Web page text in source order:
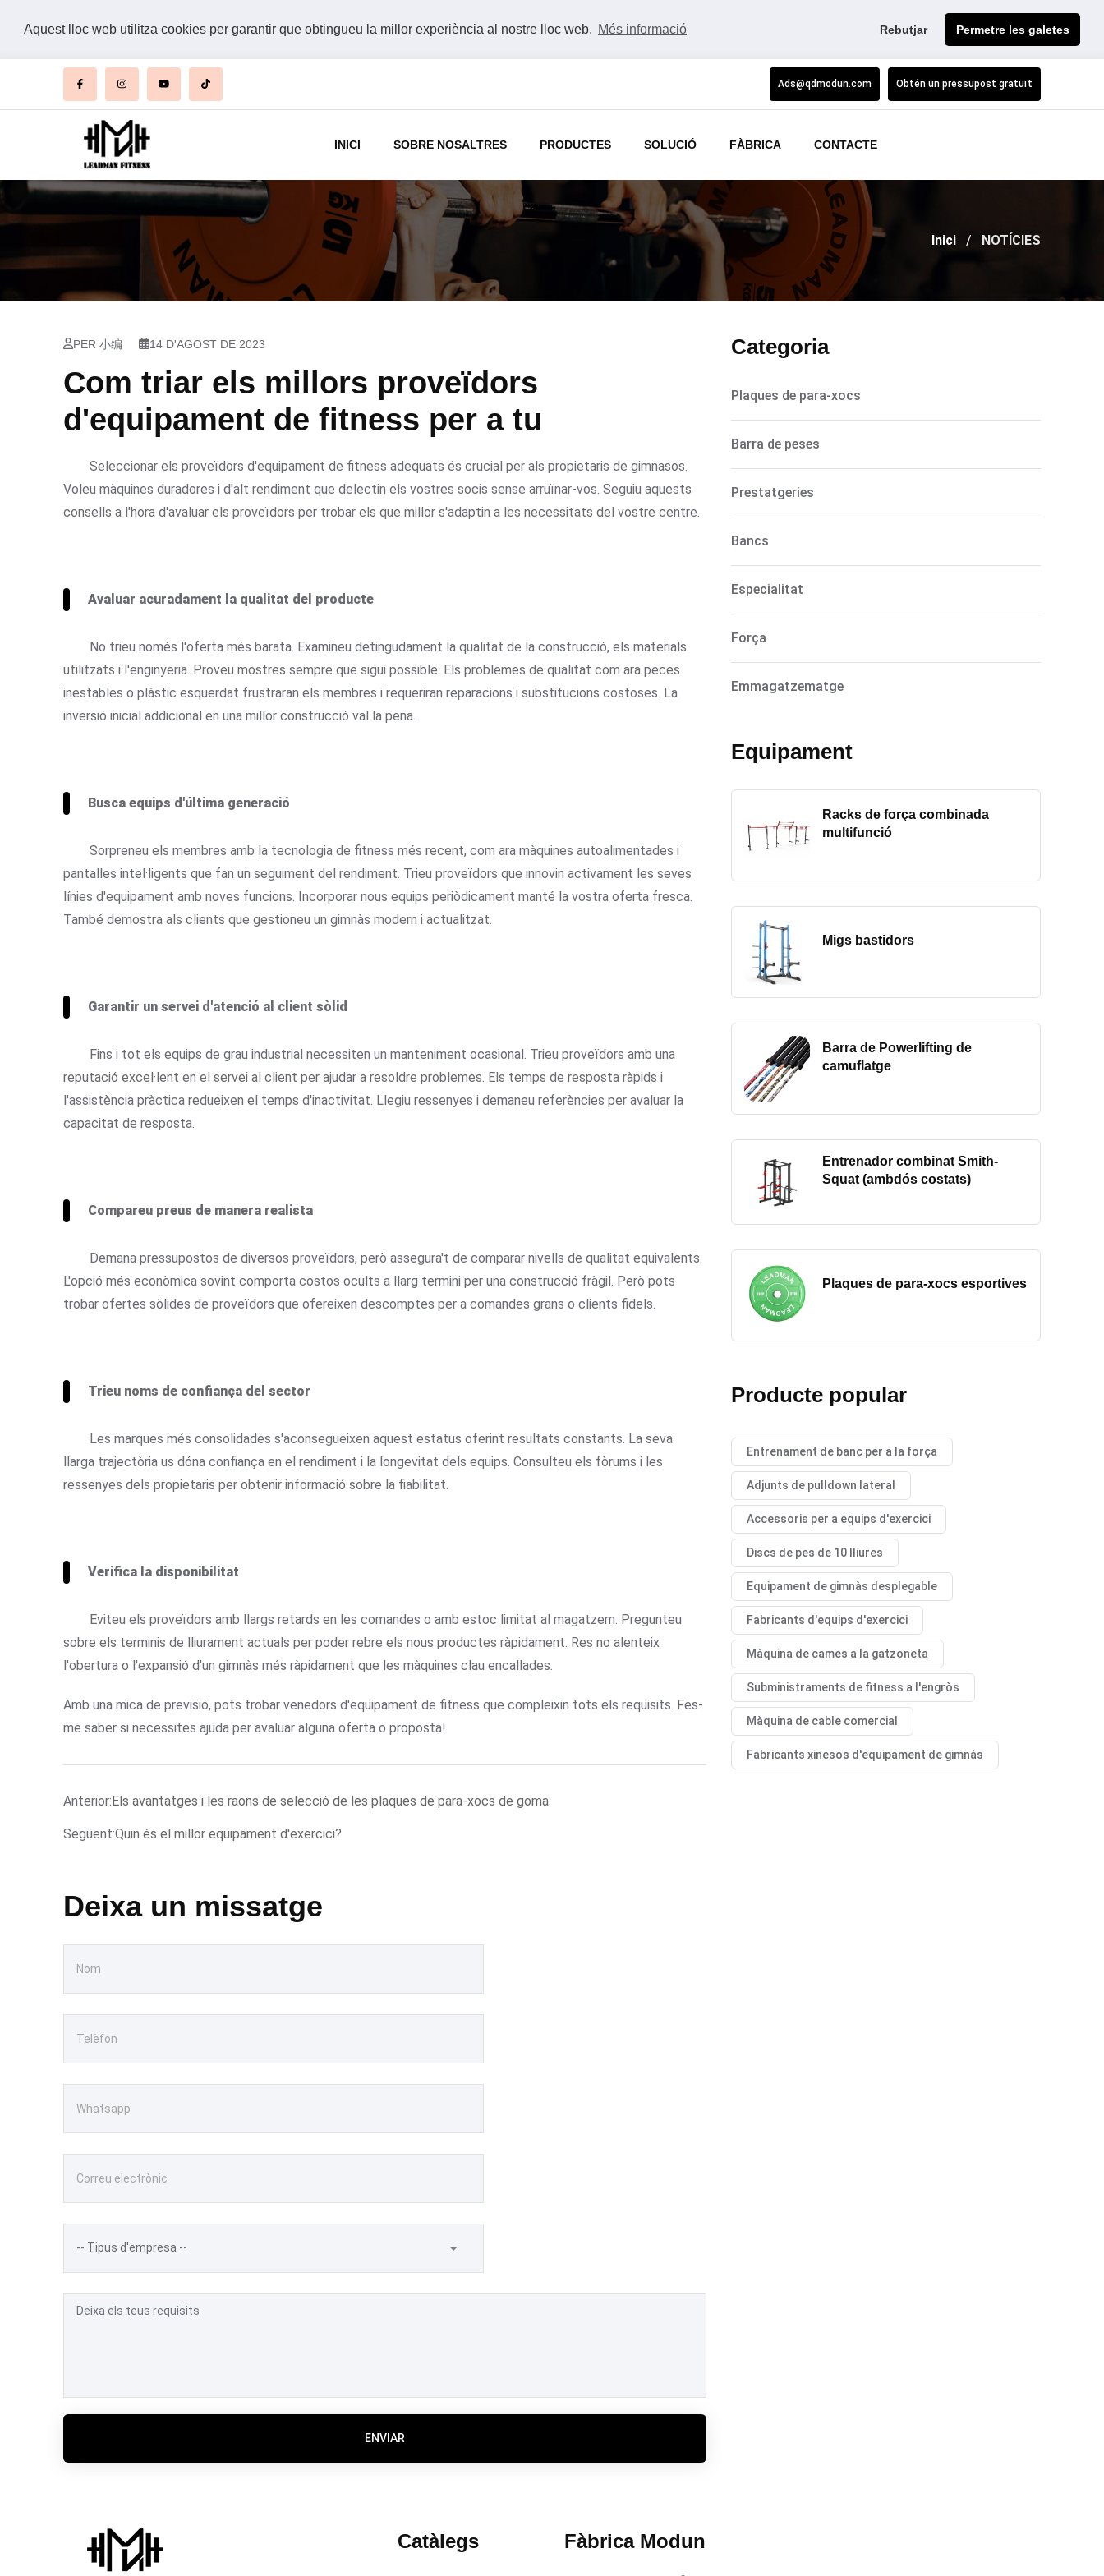
Aquest lloc web utilitza cookies per garantir que obtingueu la millor experiència al nostre lloc web. Més informació Rebutjar Permetre les galetes
Ads@qdmodun.com Obtén un pressupost gratuït
INICI SOBRE NOSALTRES PRODUCTES SOLUCIÓ FÀBRICA CONTACTE
Inici NOTÍCIES
PER 小编 14 D'AGOST DE 2023
Com triar els millors proveïdors
d'equipament de fitness per a tu
Seleccionar els proveïdors d'equipament de fitness adequats és crucial per als propietaris de gimnasos.
Voleu màquines duradores i d'alt rendiment que delectin els vostres socis sense arruïnar-vos. Seguiu aquests
consells a l'hora d'avaluar els proveïdors per trobar els que millor s'adaptin a les necessitats del vostre centre.
Avaluar acuradament la qualitat del producte
No trieu només l'oferta més barata. Examineu detingudament la qualitat de la construcció, els materials
utilitzats i l'enginyeria. Proveu mostres sempre que sigui possible. Els problemes de qualitat com ara peces
inestables o plàstic esquerdat frustraran els membres i requeriran reparacions i substitucions costoses. La
inversió inicial addicional en una millor construcció val la pena.
Busca equips d'última generació
Sorpreneu els membres amb la tecnologia de fitness més recent, com ara màquines autoalimentades i
pantalles intel·ligents que fan un seguiment del rendiment. Trieu proveïdors que innovin activament les seves
línies d'equipament amb noves funcions. Incorporar nous equips periòdicament manté la vostra oferta fresca.
També demostra als clients que gestioneu un gimnàs modern i actualitzat.
Garantir un servei d'atenció al client sòlid
Fins i tot els equips de grau industrial necessiten un manteniment ocasional. Trieu proveïdors amb una
reputació excel·lent en el servei al client per ajudar a resoldre problemes. Els temps de resposta ràpids i
l'assistència pràctica redueixen el temps d'inactivitat. Llegiu ressenyes i demaneu referències per avaluar la
capacitat de resposta.
Compareu preus de manera realista
Demana pressupostos de diversos proveïdors, però assegura't de comparar nivells de qualitat equivalents.
L'opció més econòmica sovint comporta costos ocults a llarg termini per una construcció fràgil. Però pots
trobar ofertes sòlides de proveïdors que ofereixen descomptes per a comandes grans o clients fidels.
Trieu noms de confiança del sector
Les marques més consolidades s'aconsegueixen aquest estatus oferint resultats constants. La seva
llarga trajectòria us dóna confiança en el rendiment i la longevitat dels equips. Consulteu els fòrums i les
ressenyes dels propietaris per obtenir informació sobre la fiabilitat.
Verifica la disponibilitat
Eviteu els proveïdors amb llargs retards en les comandes o amb estoc limitat al magatzem. Pregunteu
sobre els terminis de lliurament actuals per poder rebre els nous productes ràpidament. Res no alenteix
l'obertura o l'expansió d'un gimnàs més ràpidament que les màquines clau encallades.
Amb una mica de previsió, pots trobar venedors d'equipament de fitness que compleixin tots els requisits. Fes-
me saber si necessites ajuda per avaluar alguna oferta o proposta!
Anterior:Els avantatges i les raons de selecció de les plaques de para-xocs de goma
Següent:Quin és el millor equipament d'exercici?
Deixa un missatge
ENVIAR
Categoria
Plaques de para-xocs
Barra de peses
Prestatgeries
Bancs
Especialitat
Força
Emmagatzematge
Equipament
Racks de força combinada
multifunció
Migs bastidors
Barra de Powerlifting de
camuflatge
Entrenador combinat Smith-
Squat (ambdós costats)
Plaques de para-xocs esportives
Producte popular
Entrenament de banc per a la força
Adjunts de pulldown lateral
Accessoris per a equips d'exercici
Discs de pes de 10 lliures
Equipament de gimnàs desplegable
Fabricants d'equips d'exercici
Màquina de cames a la gatzoneta
Subministraments de fitness a l'engròs
Màquina de cable comercial
Fabricants xinesos d'equipament de gimnàs
Catàlegs Fàbrica Modun